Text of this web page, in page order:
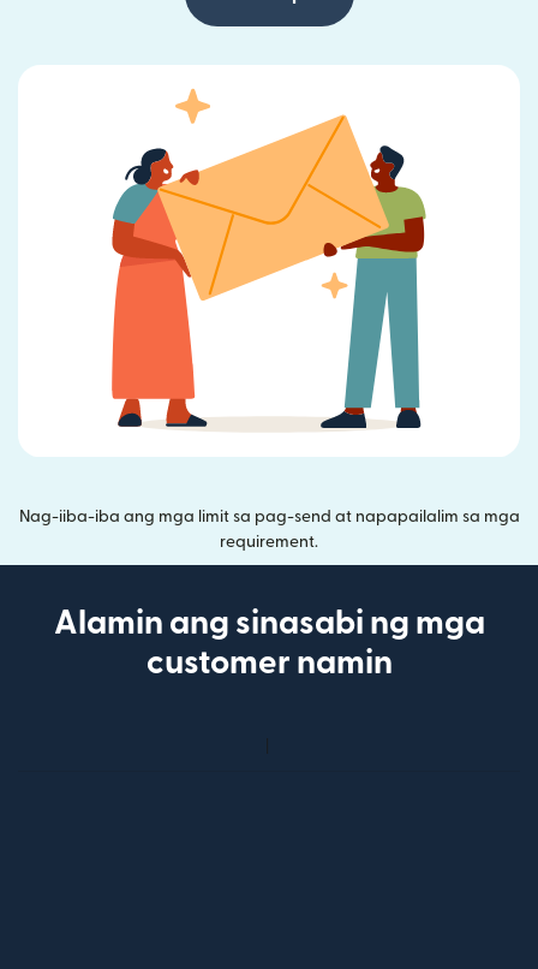
Nag-iiba-iba ang mga limit sa pag-send at napapailalim sa mga
requirement.
Alamin ang sinasabi ng mga
customer namin